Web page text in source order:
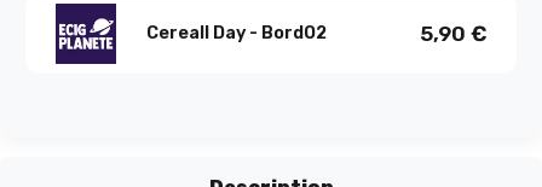
Cereall Day - BordO2 5,90 €